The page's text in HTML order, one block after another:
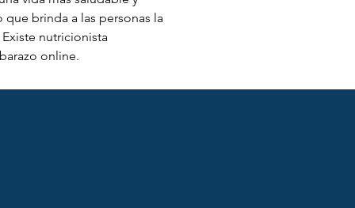
brinda a las personas la
nutricionista
online.